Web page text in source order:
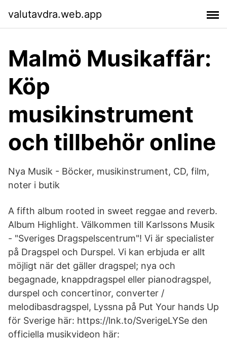
valutavdra.web.app
Malmö Musikaffär:
Köp
musikinstrument
och tillbehör online
Nya Musik - Böcker, musikinstrument, CD, film,
noter i butik
A fifth album rooted in sweet reggae and reverb.
Album Highlight. Välkommen till Karlssons Musik
- "Sveriges Dragspelscentrum"! Vi är specialister
på Dragspel och Durspel. Vi kan erbjuda er allt
möjligt när det gäller dragspel; nya och
begagnade, knappdragspel eller pianodragspel,
durspel och concertinor, converter /
melodibasdragspel, Lyssna på Put Your hands Up
för Sverige här: https://lnk.to/SverigeLYSe den
officiella musikvideon här: